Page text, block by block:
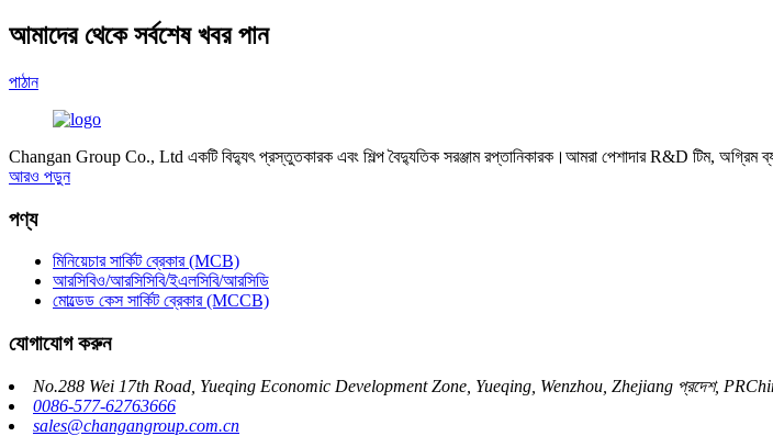
আমাদের থেকে সর্বশেষ খবর পান
পাঠান
Changan Group Co., Ltd একটি বিদ্যুৎ প্রস্তুতকারক এবং শিল্প বৈদ্যুতিক সরঞ্জাম রপ্তানিকারক।আমরা পেশাদার R&D টিম, অগ্রিম
আরও পড়ুন
পণ্য
মিনিয়েচার সার্কিট ব্রেকার (MCB)
আরসিবিও/আরসিসিবি/ইএলসিবি/আরসিডি
মোল্ডেড কেস সার্কিট ব্রেকার (MCCB)
যোগাযোগ করুন
No.288 Wei 17th Road, Yueqing Economic Development Zone, Yueqing, Wenzhou, Zhejiang প্রদেশ,
0086-577-62763666
sales@changangroup.com.cn